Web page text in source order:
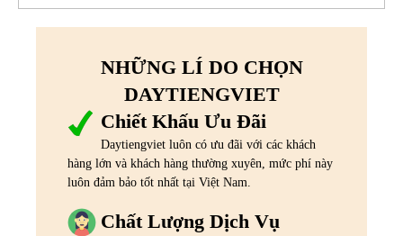
NHỮNG LÍ DO CHỌN
DAYTIENGVIET
Chiết Khấu Ưu Đãi
Daytiengviet luôn có ưu đãi với các khách
hàng lớn và khách hàng thường xuyên, mức phí này
luôn đảm bảo tốt nhất tại Việt Nam.
Chất Lượng Dịch Vụ